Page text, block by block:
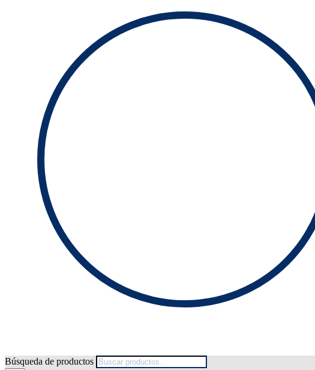
Búsqueda de productos